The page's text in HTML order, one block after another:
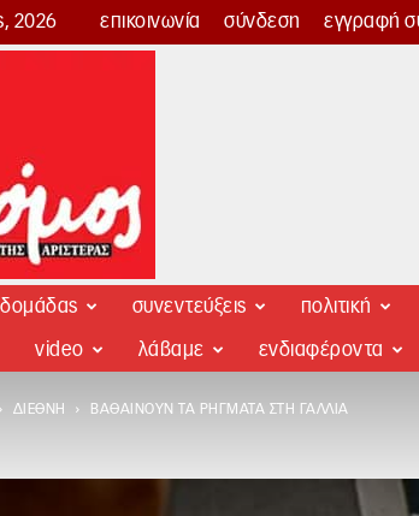
2026 επικοινωνία σύνδεση εγγραφή
συνεντεύξεις πολιτική
video λάβαμε ενδιαφέροντα
ΔΙΕΘΝΉ ΒΑΘΑΊΝΟΥΝ ΤΑ ΡΉΓΜΑΤΑ ΣΤΗ ΓΑΛΛΊΑ